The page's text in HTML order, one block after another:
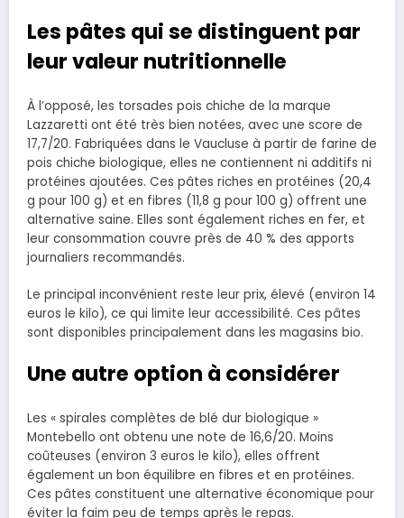
Les pâtes qui se distinguent par
leur valeur nutritionnelle
À l’opposé, les torsades pois chiche de la marque
Lazzaretti ont été très bien notées, avec une score de
17,7/20. Fabriquées dans le Vaucluse à partir de farine de
pois chiche biologique, elles ne contiennent ni additifs ni
protéines ajoutées. Ces pâtes riches en protéines (20,4
g pour 100 g) et en fibres (11,8 g pour 100 g) offrent une
alternative saine. Elles sont également riches en fer, et
leur consommation couvre près de 40 % des apports
journaliers recommandés.
Le principal inconvénient reste leur prix, élevé (environ 14
euros le kilo), ce qui limite leur accessibilité. Ces pâtes
sont disponibles principalement dans les magasins bio.
Une autre option à considérer
Les « spirales complètes de blé dur biologique »
Montebello ont obtenu une note de 16,6/20. Moins
coûteuses (environ 3 euros le kilo), elles offrent
également un bon équilibre en fibres et en protéines.
Ces pâtes constituent une alternative économique pour
éviter la faim peu de temps après le repas.